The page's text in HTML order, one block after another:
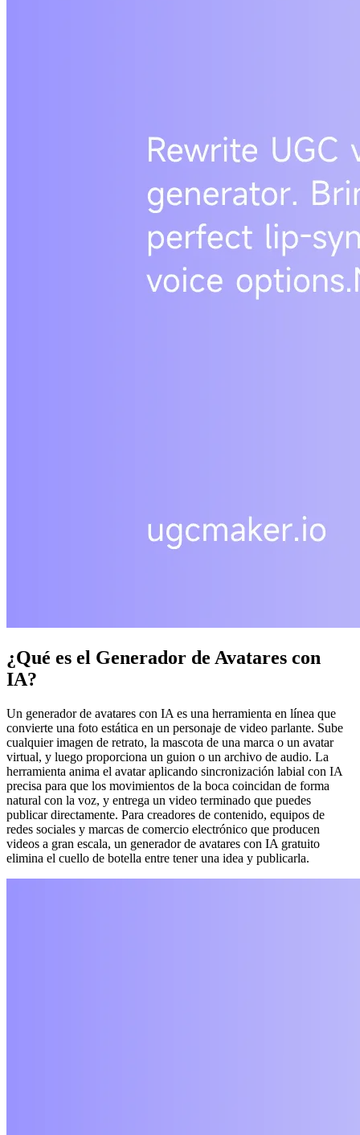
¿Qué es el Generador de Avatares con
IA?
Un generador de avatares con IA es una herramienta en línea que
convierte una foto estática en un personaje de video parlante. Sube
cualquier imagen de retrato, la mascota de una marca o un avatar
virtual, y luego proporciona un guion o un archivo de audio. La
herramienta anima el avatar aplicando sincronización labial con IA
precisa para que los movimientos de la boca coincidan de forma
natural con la voz, y entrega un video terminado que puedes
publicar directamente. Para creadores de contenido, equipos de
redes sociales y marcas de comercio electrónico que producen
videos a gran escala, un generador de avatares con IA gratuito
elimina el cuello de botella entre tener una idea y publicarla.